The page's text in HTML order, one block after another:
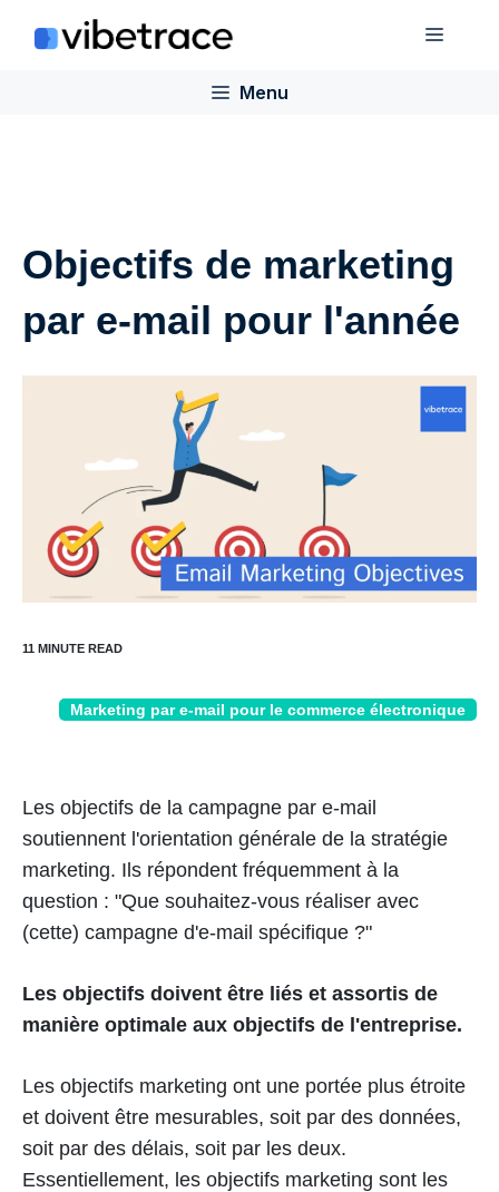
Menu
Menu
Objectifs de marketing
par e-mail pour l'année
Marketing par e-mail pour le commerce électronique
Les objectifs de la campagne par e-mail
soutiennent l'orientation générale de la stratégie
marketing. Ils répondent fréquemment à la
question : "Que souhaitez-vous réaliser avec
(cette) campagne d'e-mail spécifique ?"
Les objectifs doivent être liés et assortis de
manière optimale aux objectifs de l'entreprise.
Les objectifs marketing ont une portée plus étroite
et doivent être mesurables, soit par des données,
soit par des délais, soit par les deux.
Essentiellement, les objectifs marketing sont les